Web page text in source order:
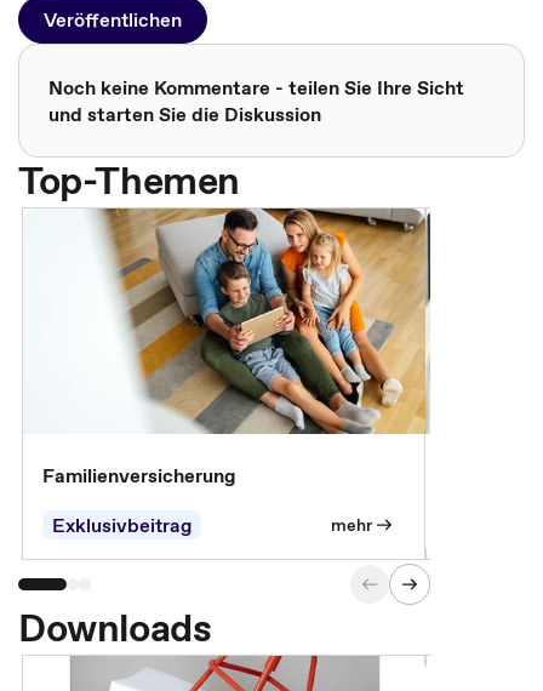
Veröffentlichen
Noch keine Kommentare - teilen Sie Ihre Sicht
und starten Sie die Diskussion
Top-Themen
Familienversicherung
Exklusivbeitrag
mehr
Downloads